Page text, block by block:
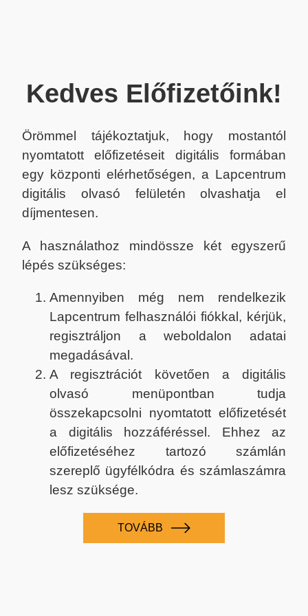
Kedves Előfizetőink!
Örömmel tájékoztatjuk, hogy mostantól
nyomtatott előfizetéseit digitális formában
egy központi elérhetőségen, a Lapcentrum
digitális olvasó felületén olvashatja el
díjmentesen.
A használathoz mindössze két egyszerű
lépés szükséges:
Amennyiben még nem rendelkezik
Lapcentrum felhasználói fiókkal, kérjük,
regisztráljon a weboldalon adatai
megadásával.
A regisztrációt követően a digitális
olvasó menüpontban tudja
összekapcsolni nyomtatott előfizetését
a digitális hozzáféréssel. Ehhez az
előfizetéséhez tartozó számlán
szereplő ügyfélkódra és számlaszámra
lesz szüksége.
TOVÁBB